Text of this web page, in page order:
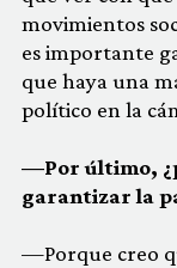
movimientos
es importante
que haya una
político en la
—Por último,
garantizar la
—Porque creo